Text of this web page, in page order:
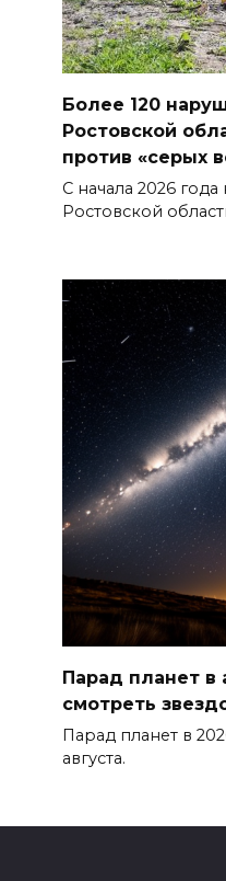
Более 120
Ростовской
против «серых
С начала 2026
Ростовской
Парад планет в
смотреть
Парад планет в
августа.